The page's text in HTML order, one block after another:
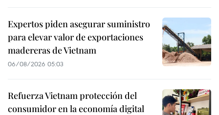
Expertos piden asegurar suministro
para elevar valor de exportaciones
madereras de Vietnam
06/08/2026 05:03
Refuerza Vietnam protección del
consumidor en la economía digital